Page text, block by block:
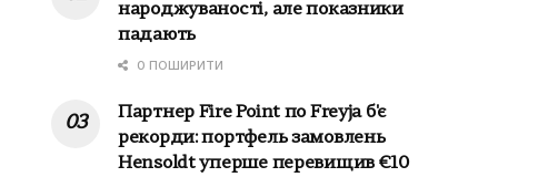
народжуваності, але показники
падають
0 ПОШИРИТИ
Партнер Fire Point по Freyja б'є
рекорди: портфель замовлень
Hensoldt уперше перевищив €10